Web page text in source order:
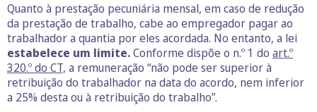
Quanto à prestação pecuniária mensal, em caso de redução
da prestação de trabalho, cabe ao empregador pagar ao
trabalhador a quantia por eles acordada. No entanto, a lei
estabelece um limite.Conforme dispõe o n.º 1 do art.º
320.º do CT, a remuneração “não pode ser superior à
retribuição do trabalhador na data do acordo, nem inferior
a 25% desta ou à retribuição do trabalho”.